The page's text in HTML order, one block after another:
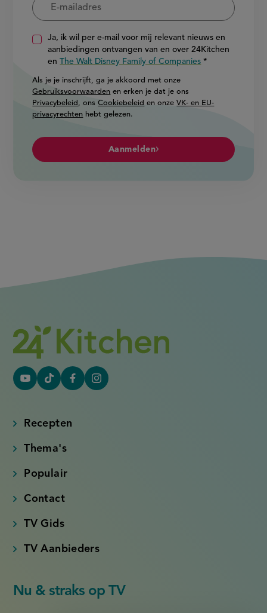
Ja, ik wil per e-mail voor mij relevant nieuws en
aanbiedingen ontvangen van en over 24Kitchen
enThe Walt Disney Family of Companies
Als je je inschrijft, ga je akkoord met onze
Gebruiksvoorwaarden en erken je dat je ons
Privacybeleid , onsCookiebeleid en onzeVK- en EU-
privacyrechten hebt gelezen.
Aanmelden
YouTube
link)
Tiktok
link)
FacebookInstagram
Recepten
Thema's
Populair
Contact
TV Gids
TV Aanbieders
Nu & straks op TV